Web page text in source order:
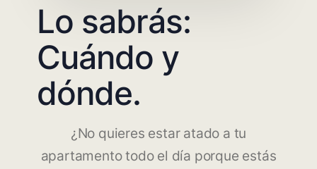
Lo sabrás:
Cuándo y
dónde.
¿No quieres estar atado a tu
apartamento todo el día porque estás